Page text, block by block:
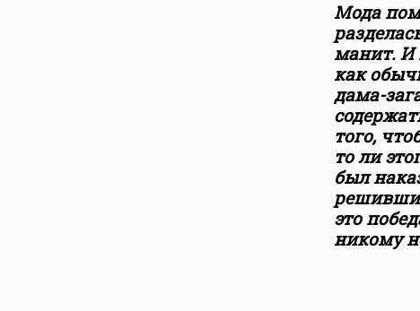
Мода
манит. И
как
дама-
того,
то ли
был
это
никому